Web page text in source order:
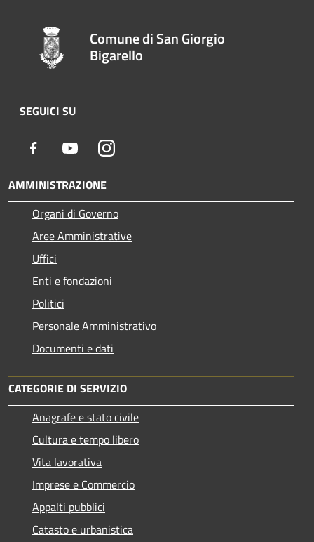
Comune di San Giorgio
Bigarello
SEGUICI SU
Facebook YoutubeInstagram
AMMINISTRAZIONE
Organi di Governo
Aree Amministrative
Uffici
Enti e fondazioni
Politici
Personale Amministrativo
Documenti e dati
CATEGORIE DI SERVIZIO
Anagrafe e stato civile
Cultura e tempo libero
Vita lavorativa
Imprese e Commercio
Appalti pubblici
Catasto e urbanistica